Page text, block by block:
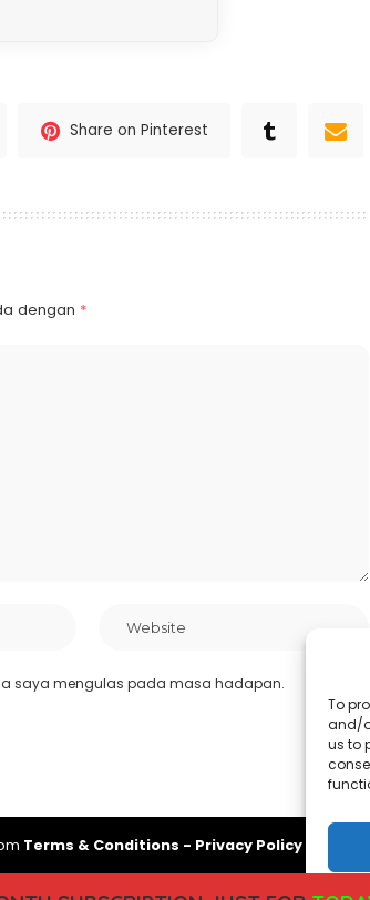
To
and/
us to
Share on Pinterest
dengan *
saya mengulas pada masa hadapan.
Terms & Conditions - Privacy Policy-